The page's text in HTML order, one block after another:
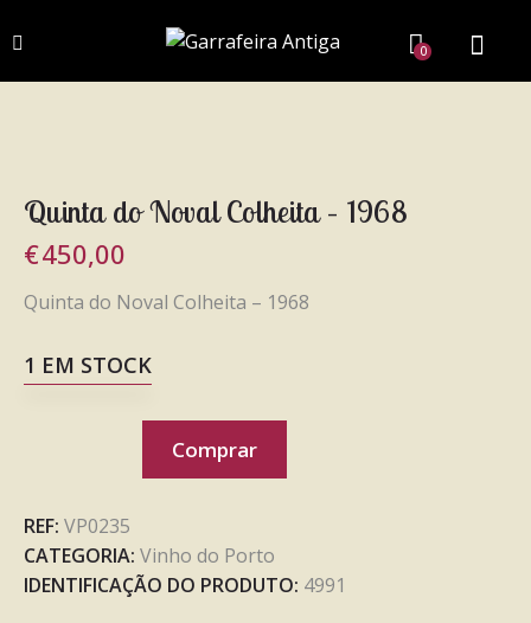
0
Quinta do Noval Colheita – 1968
€450,00
Quinta do Noval Colheita – 1968
1 EM STOCK
Comprar
REF: VP0235
CATEGORIA: Vinho do Porto
IDENTIFICAÇÃO DO PRODUTO: 4991